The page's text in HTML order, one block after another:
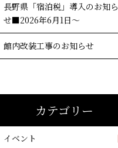
長野県「宿泊税」導入のお知ら
せ■2026年6月1日～
館内改装工事のお知らせ
カテゴリー
イベント